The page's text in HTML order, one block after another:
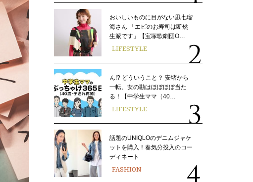
おいしいものに目がない凪七瑠
海さん 「エビのお寿司は断然
生派です」【宝塚歌劇団O…
LIFESTYLE
ん!? どういうこと？ 安堵から
一転、女の勘はほぼほぼ当た
る！【中学生ママ（40…
LIFESTYLE
話題のUNIQLOのデニムジャケ
ットを購入！春気分投入のコー
ディネート
FASHION